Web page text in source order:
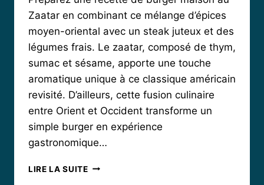
Zaatar en combinant ce mélange d’épices
moyen-oriental avec un steak juteux et des
légumes frais. Le zaatar, composé de thym,
sumac et sésame, apporte une touche
aromatique unique à ce classique américain
revisité. D’ailleurs, cette fusion culinaire
entre Orient et Occident transforme un
simple burger en expérience
gastronomique…
LIRE LA SUITEBURGER